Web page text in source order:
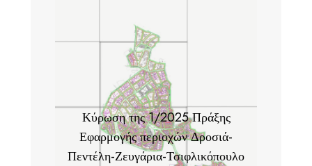
Κύρωση της 1/2025 Πράξης
Εφαρμογής περιοχών Δροσιά-
Πεντέλη-Ζευγάρια-Τσιφλικόπουλο